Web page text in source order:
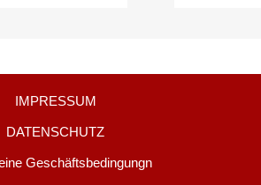
IMPRESSUM
DATENSCHUTZ
Geschäftsbedingungn